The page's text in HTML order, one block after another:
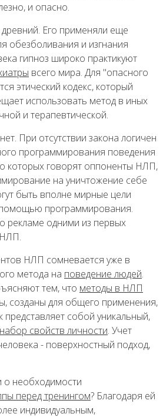
и опасно.
Его применяли еще
обезболивания и изгнания
гипноз широко практикуют
всего мира. Для "опасного
этический кодекс, который
использовать метод в иных
и терапевтической.
При отсутствии закона логичен
программирования поведения
которых говорят оппоненты НЛП,
на уничтожение себе
быть вполне мирные цели
программирования.
рекламе одними из первых
НЛП сомневается уже в
метода на поведение людей.
тем, что методы в НЛП
созданы для общего применения,
собой уникальный,
набор свойств личности. Учет
- поверхностный подход,
о необходимости
перед тренингом? Благодаря ей
индивидуальным,